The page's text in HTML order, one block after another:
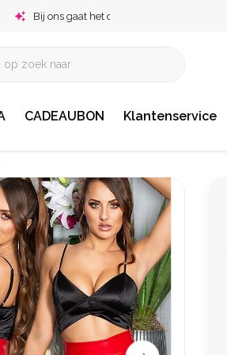
Bij ons gaat het om jou!
CADEAUBON Klantenservice